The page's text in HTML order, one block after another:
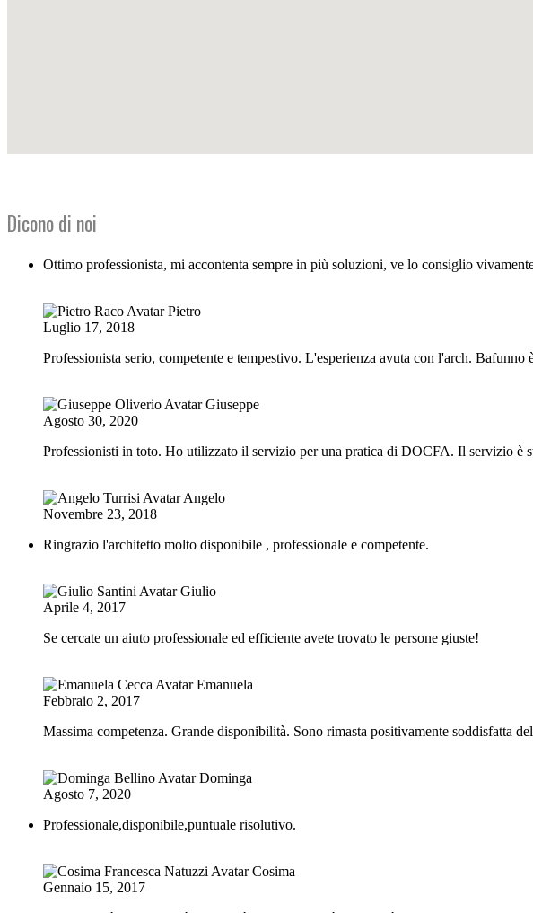
Dicono di noi
Ottimo professionista, mi accontenta sempre in più soluzioni, ve lo consiglio
Pietro
Luglio 17, 2018
Professionista serio, competente e tempestivo. L'esperienza avuta con l'arch.
Giuseppe
Agosto 30, 2020
Professionisti in toto. Ho utilizzato il servizio per una pratica di DOCFA. Il servizio è
Angelo
Novembre 23, 2018
Ringrazio l'architetto molto disponibile , professionale e competente.
Giulio
Aprile 4, 2017
Se cercate un aiuto professionale ed efficiente avete trovato le persone giuste!
Emanuela
Febbraio 2, 2017
Massima competenza. Grande disponibilità. Sono rimasta positivamente soddisfatta
Dominga
Agosto 7, 2020
Professionale,disponibile,puntuale risolutivo.
Cosima
Gennaio 15, 2017